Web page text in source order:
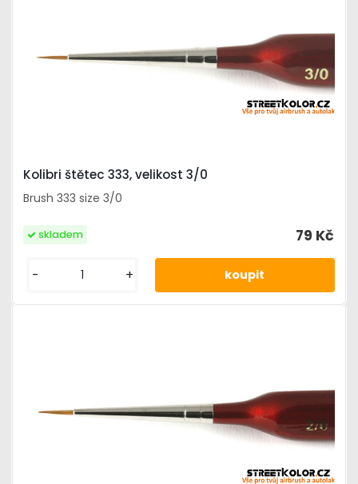
Kolibri štětec 333, velikost 3/0
Brush 333 size 3/0
79 Kč
skladem
- +